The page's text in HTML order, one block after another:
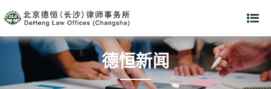
德恒新闻